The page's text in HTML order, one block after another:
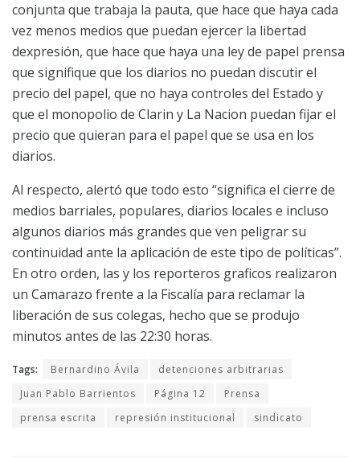
conjunta que trabaja la pauta, que hace que haya cada
vez menos medios que puedan ejercer la libertad
dexpresión, que hace que haya una ley de papel prensa
que signifique que los diarios no puedan discutir el
precio del papel, que no haya controles del Estado y
que el monopolio de Clarin y La Nacion puedan fijar el
precio que quieran para el papel que se usa en los
diarios.
Al respecto, alertó que todo esto “significa el cierre de
medios barriales, populares, diarios locales e incluso
algunos diarios más grandes que ven peligrar su
continuidad ante la aplicación de este tipo de políticas”.
En otro orden, las y los reporteros graficos realizaron
un Camarazo frente a la Fiscalía para reclamar la
liberación de sus colegas, hecho que se produjo
minutos antes de las 22:30 horas.
Tags: Bernardino Ávila
detenciones arbitrarias
Juan Pablo Barrientos
Página 12
Prensa
prensa escrita
represión institucional sindicato